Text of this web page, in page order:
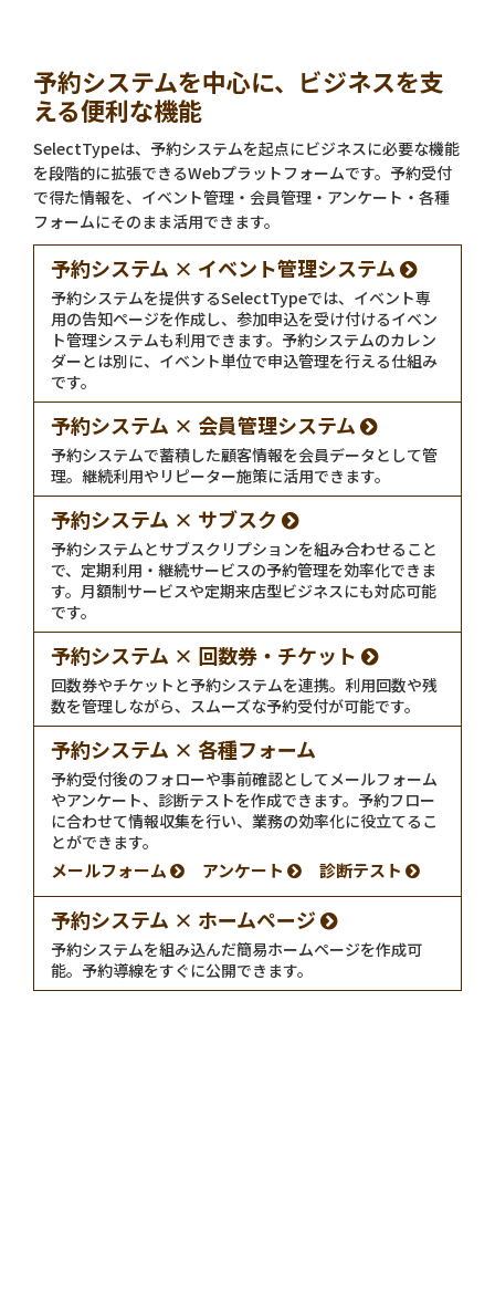
予約システムを中心に、ビジネスを支
える便利な機能
SelectTypeは、予約システムを起点にビジネスに必要な機能
を段階的に拡張できるWebプラットフォームです。予約受付
で得た情報を、イベント管理・会員管理・アンケート・各種
フォームにそのまま活用できます。
予約システム × イベント管理システム
予約システムを提供するSelectTypeでは、イベント専
用の告知ページを作成し、参加申込を受け付けるイベン
ト管理システムも利用できます。予約システムのカレン
ダーとは別に、イベント単位で申込管理を行える仕組み
です。
予約システム × 会員管理システム
予約システムで蓄積した顧客情報を会員データとして管
理。継続利用やリピーター施策に活用できます。
予約システム × サブスク
予約システムとサブスクリプションを組み合わせること
で、定期利用・継続サービスの予約管理を効率化できま
す。月額制サービスや定期来店型ビジネスにも対応可能
です。
予約システム × 回数券・チケット
回数券やチケットと予約システムを連携。利用回数や残
数を管理しながら、スムーズな予約受付が可能です。
予約システム × 各種フォーム
予約受付後のフォローや事前確認としてメールフォーム
やアンケート、診断テストを作成できます。予約フロー
に合わせて情報収集を行い、業務の効率化に役立てるこ
とができます。
メールフォーム アンケート 診断テスト
予約システム × ホームページ
予約システムを組み込んだ簡易ホームページを作成可
能。予約導線をすぐに公開できます。